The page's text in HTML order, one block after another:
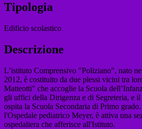
Tipologia
Edificio scolastico
Descrizione
L’istituto Comprensivo "Poliziano", nato
2012, è costituito da due plessi vicini tra
Matteotti" che accoglie la Scuola
gli uffici della Dirigenza e di Segreteria, e
ospita la Scuola Secondaria di Primo
l'Ospedale pediatrico Meyer, è attiva una
ospedaliera che afferisce all'Istituto.